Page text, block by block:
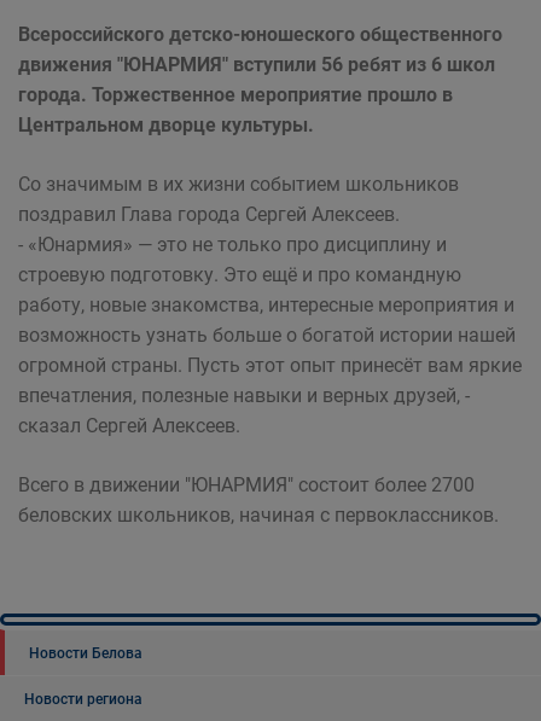
Всероссийского детско-юношеского общественного
движения "ЮНАРМИЯ" вступили 56 ребят из 6 школ
города. Торжественное мероприятие прошло в
Центральном дворце культуры.
Со значимым в их жизни событием школьников
поздравил Глава города Сергей Алексеев.
- «Юнармия» — это не только про дисциплину и
строевую подготовку. Это ещё и про командную
работу, новые знакомства, интересные мероприятия и
возможность узнать больше о богатой истории нашей
огромной страны. Пусть этот опыт принесёт вам яркие
впечатления, полезные навыки и верных друзей, -
сказал Сергей Алексеев.
Всего в движении "ЮНАРМИЯ" состоит более 2700
беловских школьников, начиная с первоклассников.
Новости Белова
Новости региона